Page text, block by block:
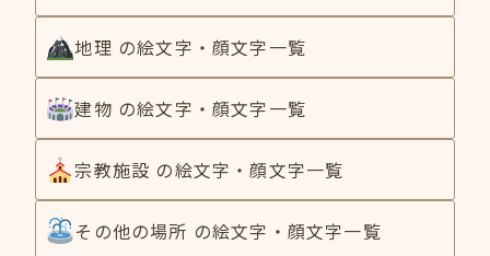
地理 の絵文字・顔文字一覧
建物 の絵文字・顔文字一覧
宗教施設 の絵文字・顔文字一覧
その他の場所 の絵文字・顔文字一覧